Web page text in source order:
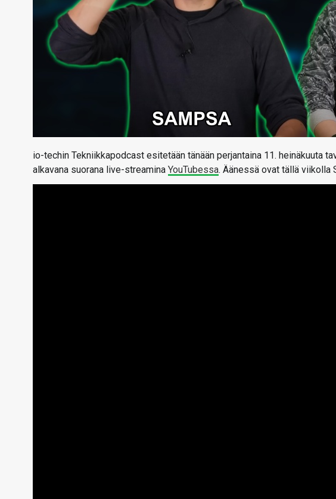
io-techin Tekniikkapodcast esitetään tänään perjantaina 11. heinäkuuta
alkavana suorana live-streamina YouTubessa. Äänessä ovat tällä viikolla